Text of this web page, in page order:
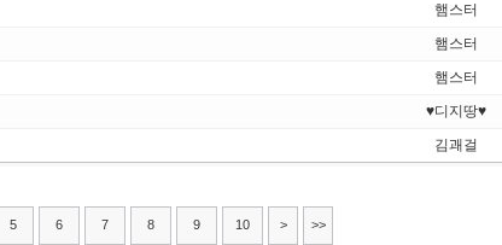
햄스터
햄스터
햄스터
♥디지땅♥
김괘걸
5 6 7 8 9 10 > >>